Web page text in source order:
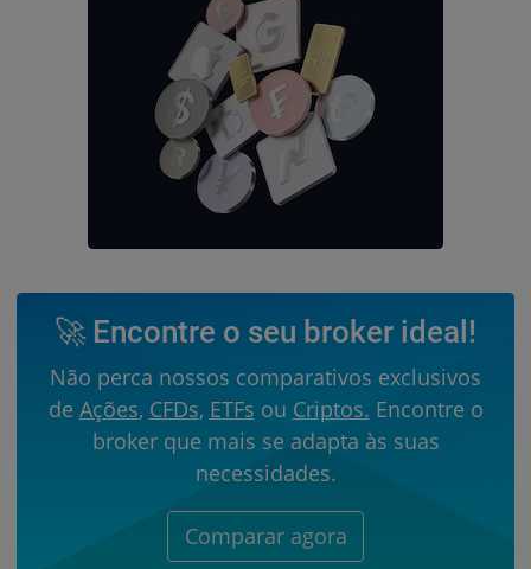
🚀 Encontre o seu broker ideal!
Não perca nossos comparativos exclusivos
de Ações, CFDs, ETFs ou Criptos. Encontre o
broker que mais se adapta às suas
necessidades.
Comparar agora